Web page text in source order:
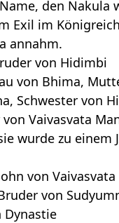
den Nakula
Exil im
annahm.
von Hidimbi
von Bhima,
Schwester von
von Vaivasvata
wurde zu einem
von
von
Dynastie